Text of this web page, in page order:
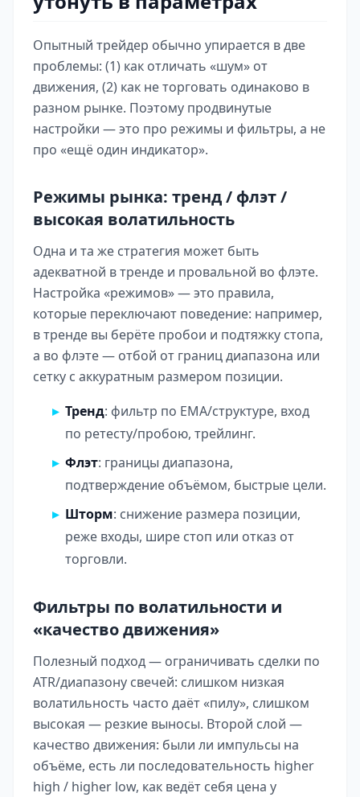
Опытный трейдер обычно упирается в две
проблемы: (1) как отличать «шум» от
движения, (2) как не торговать одинаково в
разном рынке. Поэтому продвинутые
настройки — это про режимы и фильтры, а не
про «ещё один индикатор».
Режимы рынка: тренд / флэт /
высокая волатильность
Одна и та же стратегия может быть
адекватной в тренде и провальной во флэте.
Настройка «режимов» — это правила,
которые переключают поведение: например,
в тренде вы берёте пробои и подтяжку стопа,
а во флэте — отбой от границ диапазона или
сетку с аккуратным размером позиции.
Тренд: фильтр по EMA/структуре, вход
по ретесту/пробою, трейлинг.
Флэт: границы диапазона,
подтверждение объёмом, быстрые цели.
Шторм: снижение размера позиции,
реже входы, шире стоп или отказ от
торговли.
Фильтры по волатильности и
«качество движения»
Полезный подход — ограничивать сделки по
ATR/диапазону свечей: слишком низкая
волатильность часто даёт «пилу», слишком
высокая — резкие выносы. Второй слой —
качество движения: были ли импульсы на
объёме, есть ли последовательность higher
high / higher low, как ведёт себя цена у